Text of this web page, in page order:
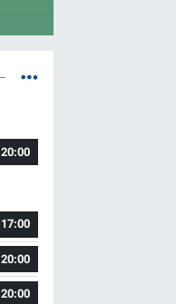
20:00
17:00
20:00
20:00